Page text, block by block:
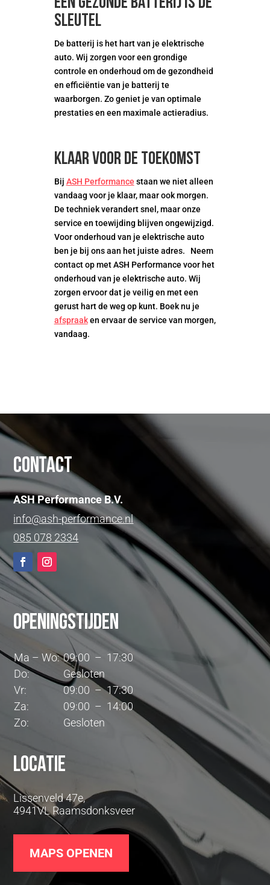
sleutel
De batterij is het hart van je elektrische
auto. Wij zorgen voor een grondige
controle en onderhoud om de gezondheid
en efficiëntie van je batterij te
waarborgen. Zo geniet je van optimale
prestaties en een maximale actieradius.
Klaar voor de toekomst
Bij ASH Performance staan we niet alleen
vandaag voor je klaar, maar ook morgen.
De techniek verandert snel, maar onze
service en toewijding blijven ongewijzigd.
Voor onderhoud van je elektrische auto
ben je bij ons aan het juiste adres. Neem
contact op met ASH Performance voor het
onderhoud van je elektrische auto. Wij
zorgen ervoor dat je veilig en met een
gerust hart de weg op kunt. Boek nu je
afspraaken ervaar de service van morgen,
vandaag.
Contact
ASH Performance B.V.
info@ash-performance.nl
085 078 2334
Openingstijden
Ma – Wo: 09:00 – 17:30
Do:
Gesloten
Vr:
09:00 – 17:30
Za:
09:00 – 14:00
Zo:
Gesloten
Locatie
Lissenveld 47e,
4941VL Raamsdonksveer
MAPS OPENEN